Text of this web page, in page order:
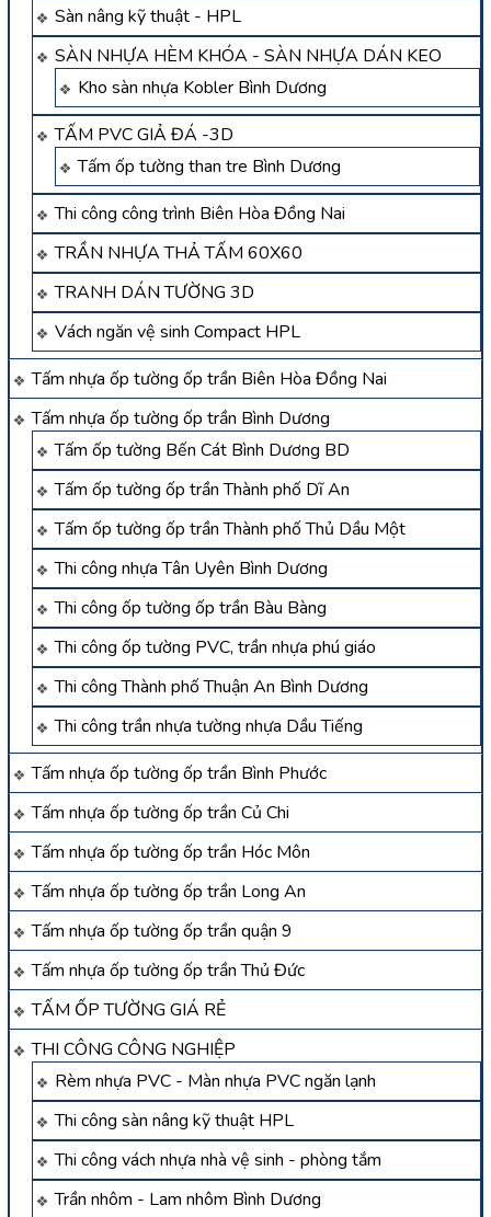
Sàn nâng kỹ thuật - HPL
SÀN NHỰA HÈM KHÓA - SÀN NHỰA DÁN KEO
Kho sàn nhựa Kobler Bình Dương
TẤM PVC GIẢ ĐÁ -3D
Tấm ốp tường than tre Bình Dương
Thi công công trình Biên Hòa Đồng Nai
TRẦN NHỰA THẢ TẤM 60X60
TRANH DÁN TƯỜNG 3D
Vách ngăn vệ sinh Compact HPL
Tấm nhựa ốp tường ốp trần Biên Hòa Đồng Nai
Tấm nhựa ốp tường ốp trần Bình Dương
Tấm ốp tường Bến Cát Bình Dương BD
Tấm ốp tường ốp trần Thành phố Dĩ An
Tấm ốp tường ốp trần Thành phố Thủ Dầu Một
Thi công nhựa Tân Uyên Bình Dương
Thi công ốp tường ốp trần Bàu Bàng
Thi công ốp tường PVC, trần nhựa phú giáo
Thi công Thành phố Thuận An Bình Dương
Thi công trần nhựa tường nhựa Dầu Tiếng
Tấm nhựa ốp tường ốp trần Bình Phước
Tấm nhựa ốp tường ốp trần Củ Chi
Tấm nhựa ốp tường ốp trần Hóc Môn
Tấm nhựa ốp tường ốp trần Long An
Tấm nhựa ốp tường ốp trần quận 9
Tấm nhựa ốp tường ốp trần Thủ Đức
TẤM ỐP TƯỜNG GIÁ RẺ
THI CÔNG CÔNG NGHIỆP
Rèm nhựa PVC - Màn nhựa PVC ngăn lạnh
Thi công sàn nâng kỹ thuật HPL
Thi công vách nhựa nhà vệ sinh - phòng tắm
Trần nhôm - Lam nhôm Bình Dương